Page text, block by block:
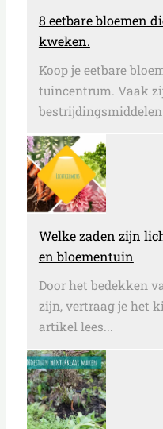
8 eetbare bloemen
kweken.
Koop je eetbare
tuincentrum. Vaak
Welke zaden zijn
en bloementuin
Door het bedekken
zijn, vertraag je het
artikel lees...